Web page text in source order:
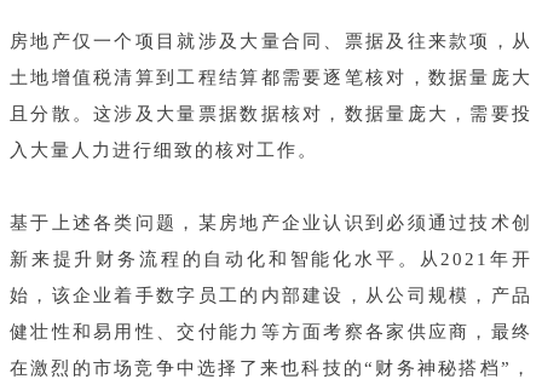
房地产仅一个项目就涉及大量合同、票据及往来款项，从
土地增值税清算到工程结算都需要逐笔核对，数据量庞大
且分散。这涉及大量票据数据核对，数据量庞大，需要投
入大量人力进行细致的核对工作。
基于上述各类问题，某房地产企业认识到必须通过技术创
新来提升财务流程的自动化和智能化水平。从2021年开
始，该企业着手数字员工的内部建设，从公司规模，产品
健壮性和易用性、交付能力等方面考察各家供应商，最终
在激烈的市场竞争中选择了来也科技的“财务神秘搭档”，